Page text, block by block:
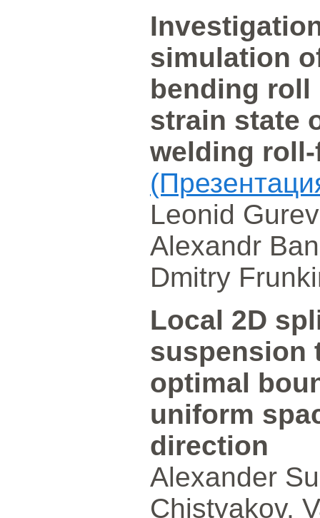
simulation
bending roll
strain state
welding
Leonid
Alexandr
Dmitry
Local 2D
suspension
optimal
uniform
direction
Alexander
Chistyakov,